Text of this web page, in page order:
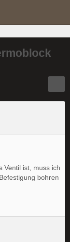
Ventil ist, muss ich
bohren